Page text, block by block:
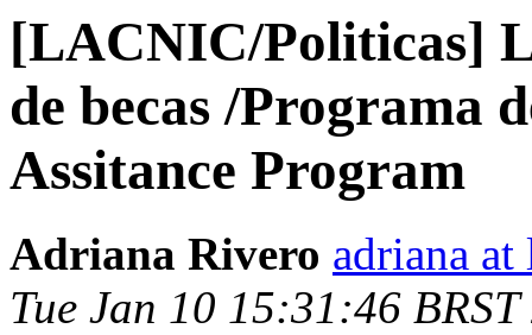
[LACNIC/Politicas]
de becas /Programa
Assitance Program
Adriana Rivero adriana
Tue Jan 10 15:31:46